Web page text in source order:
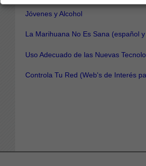
Jóvenes y Alcohol
La Marihuana No Es Sana (español
Uso Adecuado de las Nuevas
Controla Tu Red (Web's de Interés